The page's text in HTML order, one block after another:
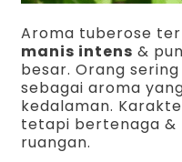
Aroma tuberose
manis intens &
besar. Orang
sebagai aroma
kedalaman.
tetapi bertenaga &
ruangan.